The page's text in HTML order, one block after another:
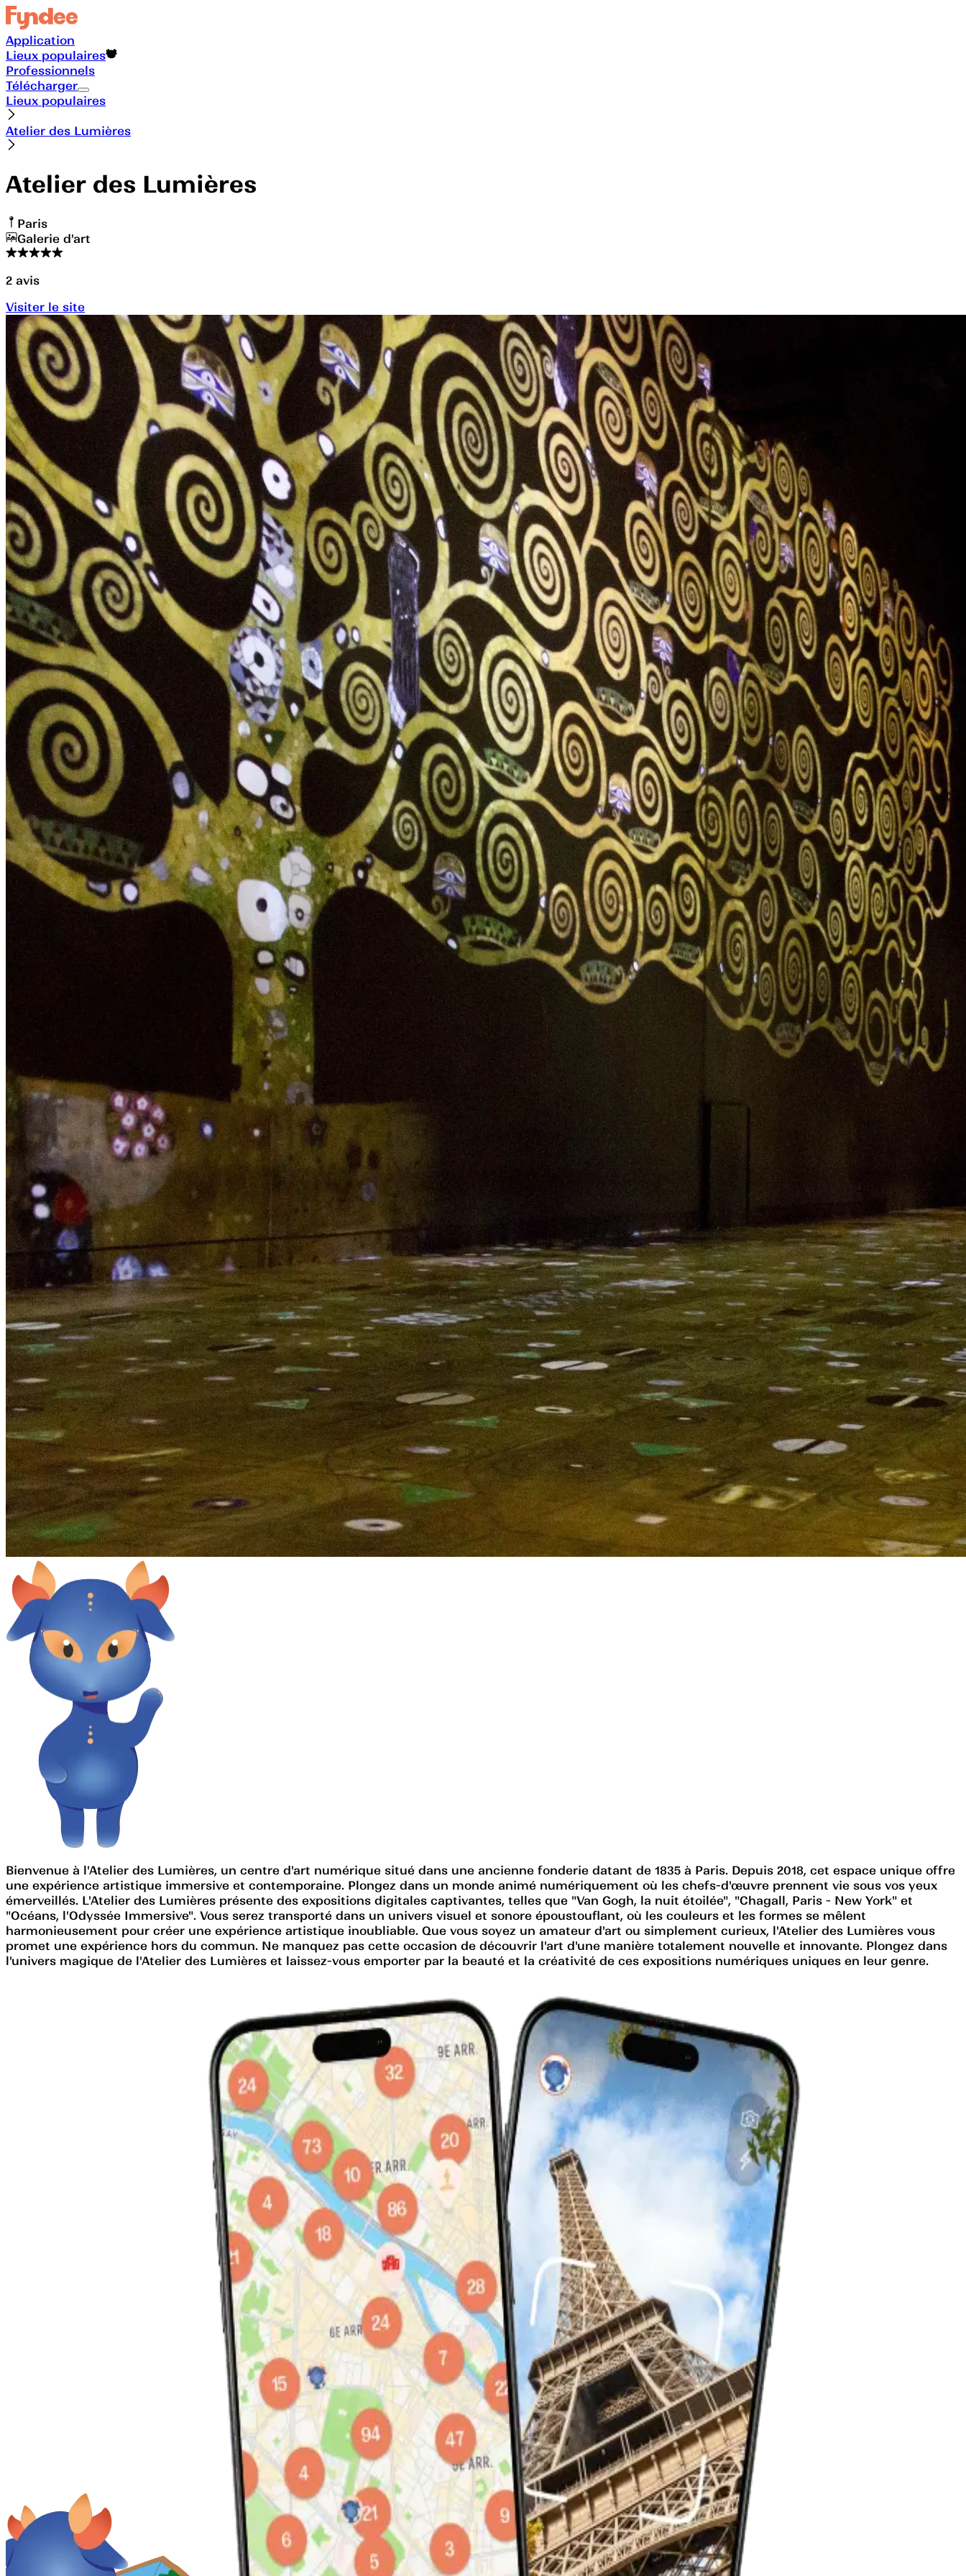
Application
Lieux populaires
Professionnels
Télécharger
Lieux populaires
Atelier des Lumières
Atelier des Lumières
Paris
Galerie d'art
2 avis
Visiter le site
Bienvenue à l'Atelier des Lumières, un centre d'art numérique situé dans une ancienne fonderie datant de 1835 à Paris. Depuis 2018, cet espace unique offre
une expérience artistique immersive et contemporaine. Plongez dans un monde animé numériquement où les chefs-d'œuvre prennent vie sous vos yeux
émerveillés. L'Atelier des Lumières présente des expositions digitales captivantes, telles que "Van Gogh, la nuit étoilée", "Chagall, Paris - New York" et
"Océans, l'Odyssée Immersive". Vous serez transporté dans un univers visuel et sonore époustouflant, où les couleurs et les formes se mêlent
harmonieusement pour créer une expérience artistique inoubliable. Que vous soyez un amateur d'art ou simplement curieux, l'Atelier des Lumières vous
promet une expérience hors du commun. Ne manquez pas cette occasion de découvrir l'art d'une manière totalement nouvelle et innovante. Plongez dans
l'univers magique de l'Atelier des Lumières et laissez-vous emporter par la beauté et la créativité de ces expositions numériques uniques en leur genre.